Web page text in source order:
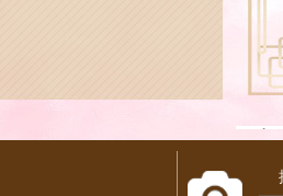
1